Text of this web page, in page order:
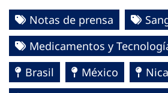
Notas de prensa
Medicamentos y
Brasil
México